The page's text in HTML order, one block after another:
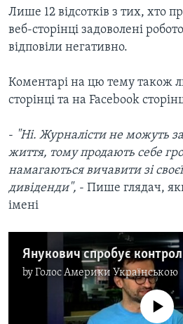
КУЛЬТУРА
СУСПІЛЬСТВО
ІСТОРІЇ УСПІХУ УКРАЇНЦІВ
БОРОТЬБА З
ВІДЕО
ЧАС-TIME
БРИФІНГ ГОЛОСУ АМЕРИКИ
СТУДІЯ ВАШИНГТОН
ВІКНО В АМЕРИКУ
ПРАЙМ-ТАЙМ
ПОГЛЯД З ВАШИНГТОНА
ENGLISH
МИ В СОЦМЕРЕЖАХ
Лише 12 відсотків з тих, хто
веб-сторінці задоволені
відповіли негативно.
Коментарі на цю тему також
сторінці та на Facebook
- "Ні. Журналісти не можуть
життя, тому продають себе
намагаються вичавити зі
дивіденди", - Пише глядач,
імені
byГолос Америки Українською
No media source